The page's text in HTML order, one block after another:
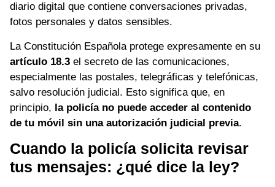
diario digital que contiene conversaciones privadas,
fotos personales y datos sensibles.
La Constitución Española protege expresamente en su
artículo 18.3 el secreto de las comunicaciones,
especialmente las postales, telegráficas y telefónicas,
salvo resolución judicial. Esto significa que, en
principio, la policía no puede acceder al contenido
de tu móvil sin una autorización judicial previa.
Cuando la policía solicita revisar
tus mensajes: ¿qué dice la ley?